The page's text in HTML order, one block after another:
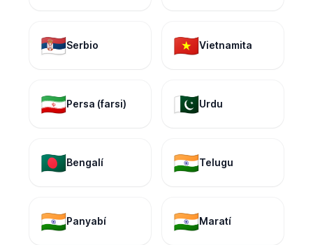
🇷🇸Serbio 🇻🇳Vietnamita
🇮🇷Persa (farsi) 🇵🇰Urdu
🇧🇩Bengalí 🇮🇳Telugu
🇮🇳Panyabí 🇮🇳Maratí